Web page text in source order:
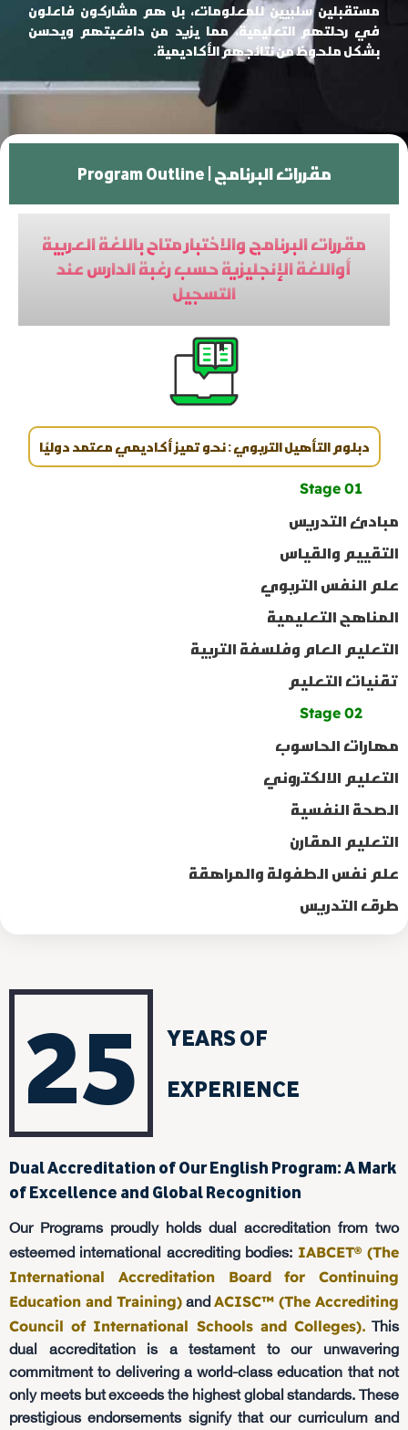
مستقبلين سلبيين للمعلومات، بل هم مشاركون فاعلون
في رحلتهم التعليمية، مما يزيد من دافعيتهم ويحسن
بشكل ملحوظ من نتائجهم الأكاديمية.
Program Outline | مقررات البرنامج
مقررات البرنامج والاختبار متاح باللغة العربية
أواللغة الإنجليزية حسب رغبة الدارس عند
التسجيل
دبلوم التأهيل التربوي : نحو تميز أكاديمي معتمد دوليًا
Stage 01
مبادئ التدريس
التقييم والقياس
علم النفس التربوي
المناهج التعليمية
التعليم العام وفلسفة التربية
تقنيات التعليم
Stage 02
مهارات الحاسوب
التعليم الالكتروني
الصحة النفسية
التعليم المقارن
علم نفس الطفولة والمراهقة
طرق التدريس
25
YEARS OF
EXPERIENCE
Dual Accreditation of Our English Program: A Mark
of Excellence and Global Recognition
Our Programs proudly holds dual accreditation from two
esteemed international accrediting bodies: IABCET® (The
International Accreditation Board for Continuing
Education and Training) and ACISC™ (The Accrediting
Council of International Schools and Colleges).This
dual accreditation is a testament to our unwavering
commitment to delivering a world-class education that not
only meets but exceeds the highest global standards. These
prestigious endorsements signify that our curriculum and